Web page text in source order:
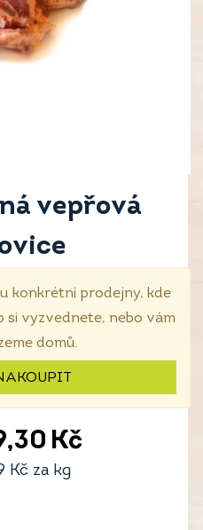
vepřová
konkrétní prodejny, kde
si vyzvednete, nebo vám
domů.
Kč
Kč za kg